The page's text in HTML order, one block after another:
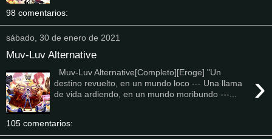
98 comentarios:
sábado, 30 de enero de 2021
Muv-Luv Alternative
›
Muv-Luv Alternative[Completo][Eroge] "Un
destino revuelto, en un mundo loco --- Una llama
de vida ardiendo, en un mundo moribundo ---...
105 comentarios: